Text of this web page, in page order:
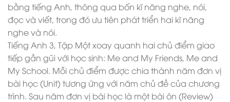
bằng tiếng Anh, thông qua bốn kĩ năng nghe, nói,
đọc và viết, trong đó ưu tiên phát triển hai kĩ năng
nghe và nói.
Tiếng Anh 3, Tập Một xoay quanh hai chủ điểm giao
tiếp gần gũi với học sinh: Me and My Friends, Me and
My School. Mỗi chủ điểm được chia thành năm đơn vị
bài học (Unit) tương ứng với năm chủ đề của chương
trình. Sau năm đơn vị bài học là một bài ôn (Review)